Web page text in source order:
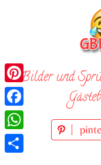
Bilder und
Pinterest
Facebook
WhatsApp